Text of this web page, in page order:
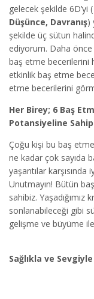
gelecek şekilde 6D’yi (
Düşünce, Davranış)
şekilde üç sütun
ediyorum. Daha önce
baş etme becerilerini
etkinlik baş etme
etme becerilerini
Her Birey; 6 Baş
Potansiyeline
Çoğu kişi bu baş etme
ne kadar çok sayıda
yaşantılar
Unutmayın! Bütün
sahibiz.
sonlanabileceği gibi
gelişme ve büyüme
Sağlıkla ve Sevgiyle